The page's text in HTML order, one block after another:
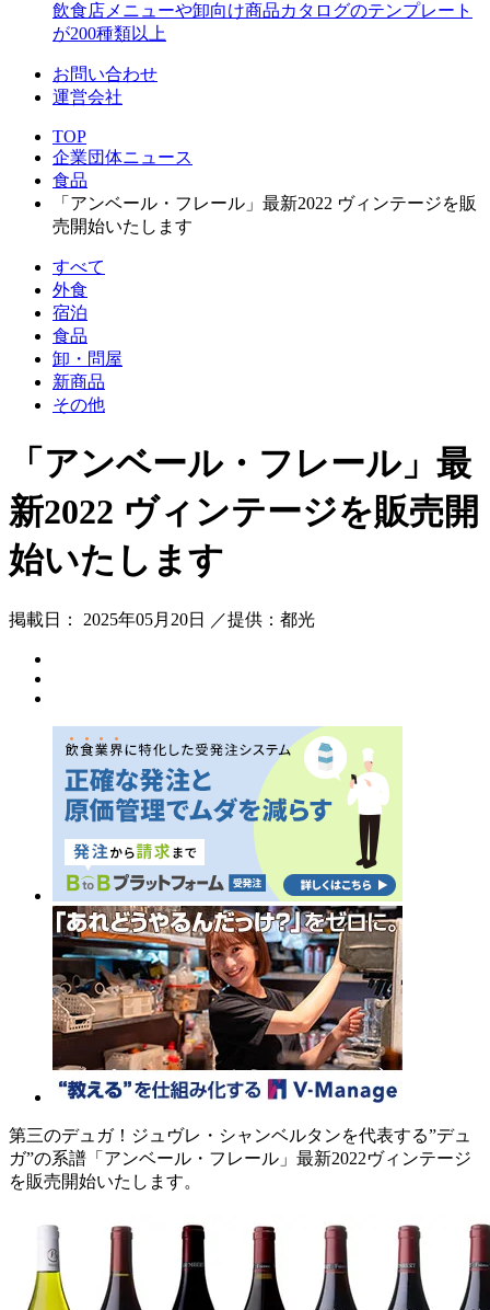
飲食店メニューや卸向け商品カタログのテンプレート
が200種類以上
お問い合わせ
運営会社
TOP
企業団体ニュース
食品
「アンベール・フレール」最新2022 ヴィンテージを販
売開始いたします
すべて
外食
宿泊
食品
卸・問屋
新商品
その他
「アンベール・フレール」最
新2022 ヴィンテージを販売開
始いたします
掲載日： 2025年05月20日 ／提供：都光
第三のデュガ！ジュヴレ・シャンベルタンを代表する”デュ
ガ”の系譜「アンベール・フレール」最新2022ヴィンテージ
を販売開始いたします。